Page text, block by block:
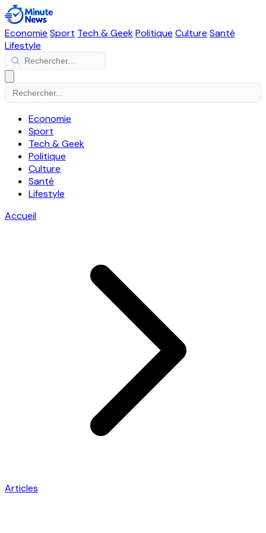
Economie Sport Tech & GeekPolitique Culture Santé
Lifestyle
Economie
Sport
Tech & Geek
Politique
Culture
Santé
Lifestyle
Accueil
Articles